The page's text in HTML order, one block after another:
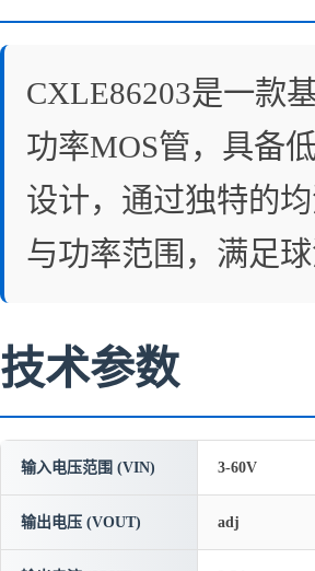
CXLE86203是一款
功率MOS管，具备
设计，通过独特的
与功率范围，满足
技术参数
输入电压范围 (VIN) 3-60V
输出电压 (VOUT) adj